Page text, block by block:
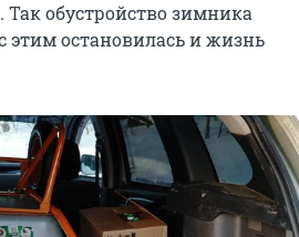
обустройство зимника
этим остановилась и жизнь